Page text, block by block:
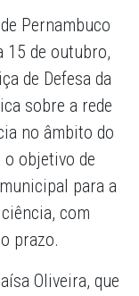
Pernambuco
15 de outubro,
de Defesa da
sobre a rede
no âmbito do
o objetivo de
para a
com
prazo.
Oliveira, que